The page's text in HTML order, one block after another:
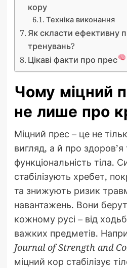
кору
Техніка виконання
Як скласти ефективну
тренувань?
Цікаві факти про прес
Чому міцний
не лише про
Міцний прес – це не
вигляд, а й про здоров’я
функціональність тіла.
стабілізують хребет,
та знижують ризик
навантажень. Вони
кожному русі – від
важких предметів.
Journal of Strength and
міцний кор стабілізує